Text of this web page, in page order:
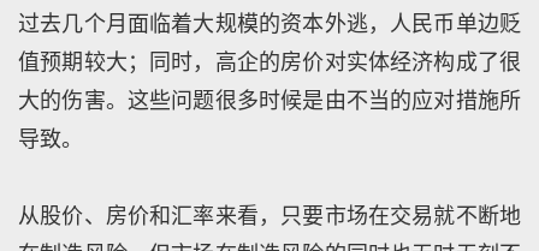
过去几个月面临着大规模的资本外逃，人民币单边贬
值预期较大；同时，高企的房价对实体经济构成了很
大的伤害。这些问题很多时候是由不当的应对措施所
导致。
从股价、房价和汇率来看，只要市场在交易就不断地